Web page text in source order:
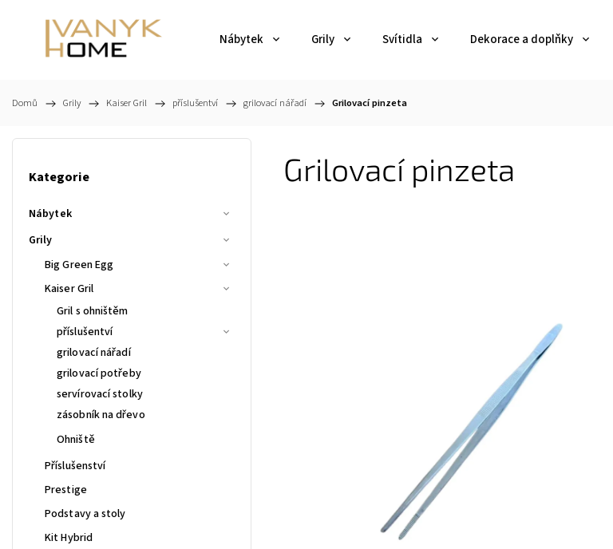
Nábytek Grily Svítidla Dekorace a doplňky
Domů / Grily / Kaiser Gril / příslušentví / grilovací nářadí / Grilovací pinzeta
Kategorie
Nábytek
Grily
Big Green Egg
Kaiser Gril
Gril s ohništěm
příslušentví
grilovací nářadí
grilovací potřeby
servírovací stolky
zásobník na dřevo
Ohniště
Příslušenství
Prestige
Podstavy a stoly
Kit Hybrid
Grilovací pinzeta